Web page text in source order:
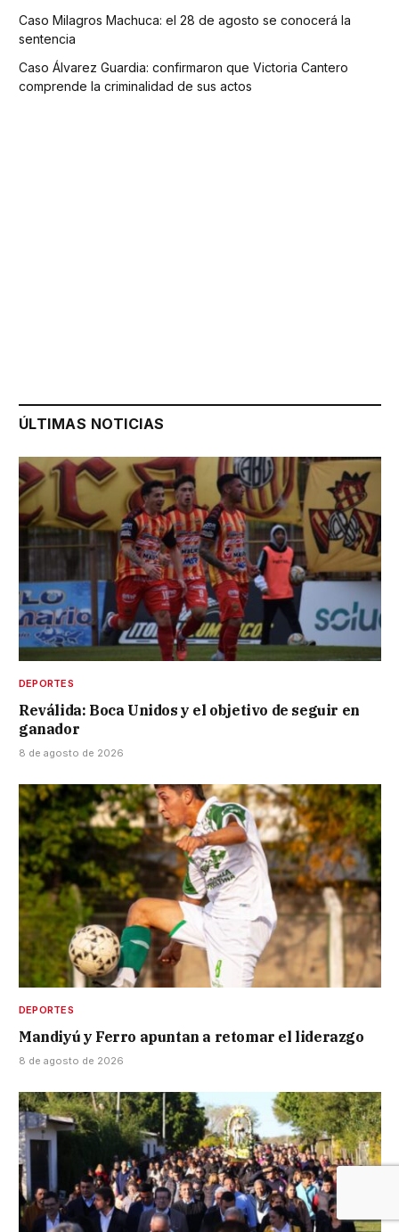
Caso Milagros Machuca: el 28 de agosto se conocerá la
sentencia
Caso Álvarez Guardia: confirmaron que Victoria Cantero
comprende la criminalidad de sus actos
ÚLTIMAS NOTICIAS
DEPORTES
Reválida: Boca Unidos y el objetivo de seguir en
ganador
8 de agosto de 2026
DEPORTES
Mandiyú y Ferro apuntan a retomar el liderazgo
8 de agosto de 2026